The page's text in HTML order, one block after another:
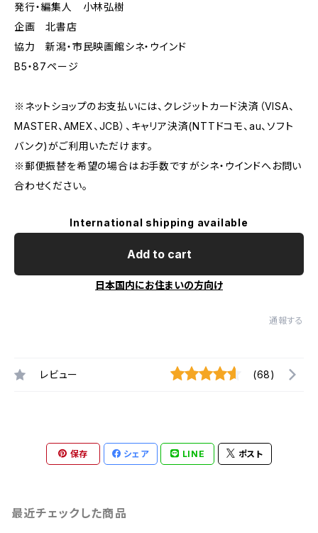
発行・編集人 小林弘樹
企画 北書店
協力 新潟・市民映画館シネ・ウインド
B5・87ページ
※ネットショップのお支払いには、クレジットカード決済（VISA、
MASTER、AMEX、JCB）、キャリア決済(NTTドコモ、au、ソフト
バンク)がご利用いただけます。
※郵便振替を希望の場合はお手数ですがシネ・ウインドへお問い
合わせください。
International shipping available
Add to cart
日本国内にお住まいの方向け
通報する
レビュー (68)
保存 シェア LINE ポスト
最近チェックした商品